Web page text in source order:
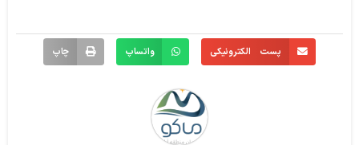
پست الکترونیکی واتساپ چاپ